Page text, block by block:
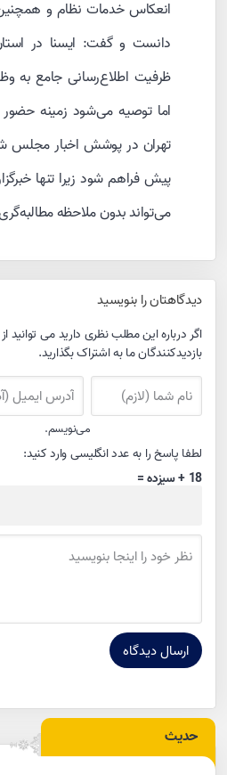
انعکاس خدمات نظام و
دانست و گفت: ایسنا در
ظرفیت اطلاع‌رسانی جامع به
اما توصیه می‌شود زمینه حضور
تهران در پوشش اخبار مجلس
پیش فراهم شود زیرا تنها
می‌تواند بدون ملاحظه
دیدگاهتان را بنویسید
اگر درباره این مطلب نظری دارید می
بازدیدکنندگان ما به اشتراک بگذارید.
می‌نویسم.
لطفا پاسخ را به عدد انگلیسی وارد کنید:
18 + سیزده =
حدیث